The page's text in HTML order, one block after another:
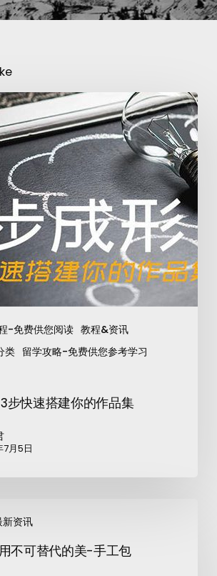
-免费供您阅读 教程&资讯
类 留学攻略-免费供您参考学习
步快速搭建你的作品集
7月5日
新资讯
不可替代的美-手工包